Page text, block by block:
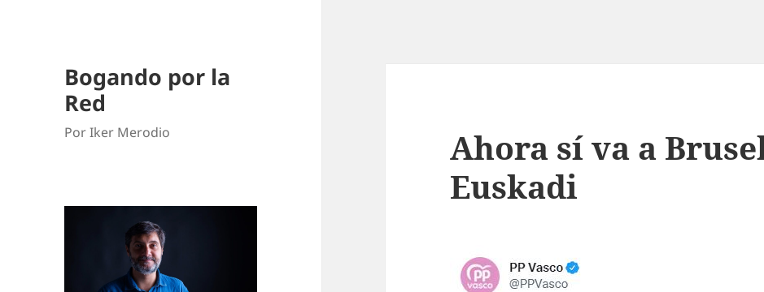
Bogando por la
Red
Por Iker Merodio
Ahora sí va a
Euskadi